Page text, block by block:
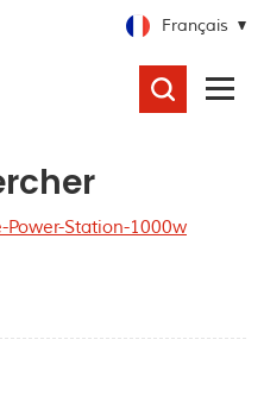
Français
Power-Station-1000w